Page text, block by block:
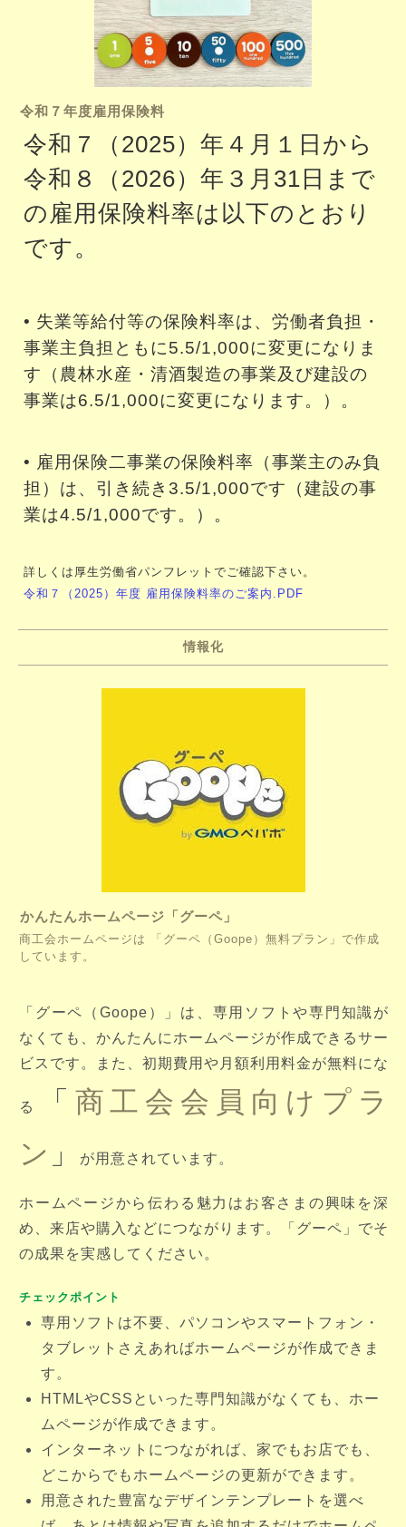
令和７年度雇用保険料
令和７（2025）年４月１日から
令和８（2026）年３月31日まで
の雇用保険料率は以下のとおり
です。
• 失業等給付等の保険料率は、労働者負担・
事業主負担ともに5.5/1,000に変更になりま
す（農林水産・清酒製造の事業及び建設の
事業は6.5/1,000に変更になります。）。
• 雇用保険二事業の保険料率（事業主のみ負
担）は、引き続き3.5/1,000です（建設の事
業は4.5/1,000です。）。
詳しくは厚生労働省パンフレットでご確認下さい。
令和７（2025）年度 雇用保険料率のご案内.PDF
情報化
かんたんホームページ「グーペ」
商工会ホームページは 「グーペ（Goope）無料プラン」で作成
しています。
「グーペ（Goope）」は、専用ソフトや専門知識が
なくても、かんたんにホームページが作成できるサー
ビスです。また、初期費用や月額利用料金が無料にな
る 「 商工会会員向けプラ
ン 」 が用意されています。
ホームページから伝わる魅力はお客さまの興味を深
め、来店や購入などにつながります。「グーペ」でそ
の成果を実感してください。
チェックポイント
専用ソフトは不要、パソコンやスマートフォン・
タブレットさえあればホームページが作成できま
す。
HTMLやCSSといった専門知識がなくても、ホー
ムページが作成できます。
インターネットにつながれば、家でもお店でも、
どこからでもホームページの更新ができます。
用意された豊富なデザインテンプレートを選べ